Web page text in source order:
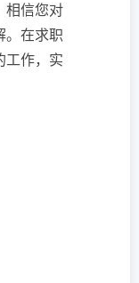
相信您对
。在求职
工作，实